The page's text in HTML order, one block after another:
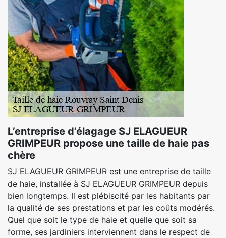
L’entreprise d’élagage SJ ELAGUEUR
GRIMPEUR propose une taille de haie pas
chère
SJ ELAGUEUR GRIMPEUR est une entreprise de taille
de haie, installée à SJ ELAGUEUR GRIMPEUR depuis
bien longtemps. Il est plébiscité par les habitants par
la qualité de ses prestations et par les coûts modérés.
Quel que soit le type de haie et quelle que soit sa
forme, ses jardiniers interviennent dans le respect de